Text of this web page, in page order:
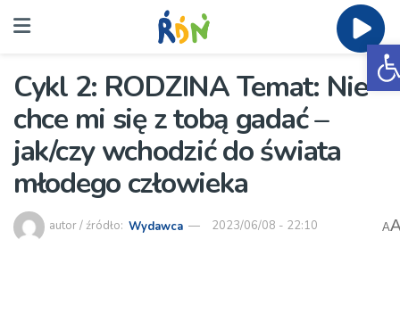
Cykl 2: RODZINA Temat: Nie
chce mi się z tobą gadać –
jak/czy wchodzić do świata
młodego człowieka
autor / źródło: Wydawca 2023/06/08 - 22:10 A